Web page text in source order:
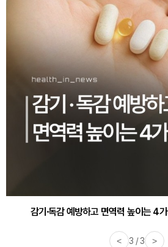
바쁜 아침, 공복에 먹기 좋은 과
감기·독감 예방하고 면역력 높이는 4
< 3 / 3 >